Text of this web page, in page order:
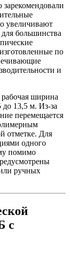
увеличивают
большинства
по
и
ширина
до 13,5 м. Из-за
перемещается
отметке. Для
одного
помимо
ручных
с